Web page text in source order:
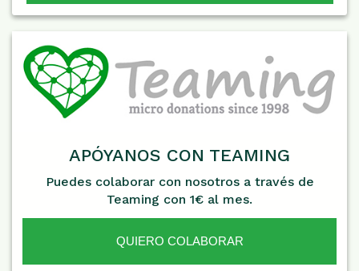
APÓYANOS CON TEAMING
Puedes colaborar con nosotros a través de
Teaming con 1€ al mes.
QUIERO COLABORAR